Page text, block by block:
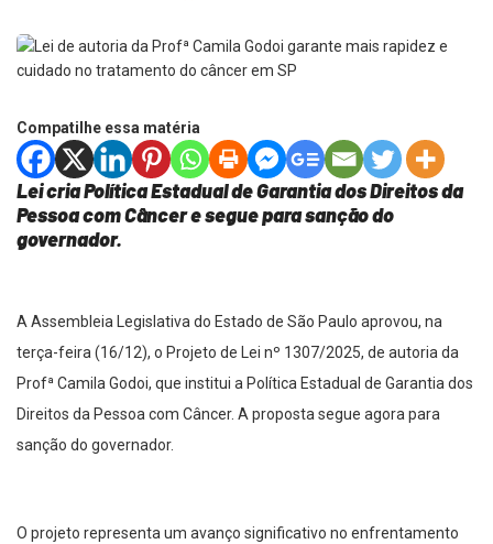
Compatilhe essa matéria
Lei cria Política Estadual de Garantia dos Direitos da
Pessoa com Câncer e segue para sanção do
governador.
A Assembleia Legislativa do Estado de São Paulo aprovou, na
terça-feira (16/12), o Projeto de Lei nº 1307/2025, de autoria da
Profª Camila Godoi, que institui a Política Estadual de Garantia dos
Direitos da Pessoa com Câncer. A proposta segue agora para
sanção do governador.
O projeto representa um avanço significativo no enfrentamento